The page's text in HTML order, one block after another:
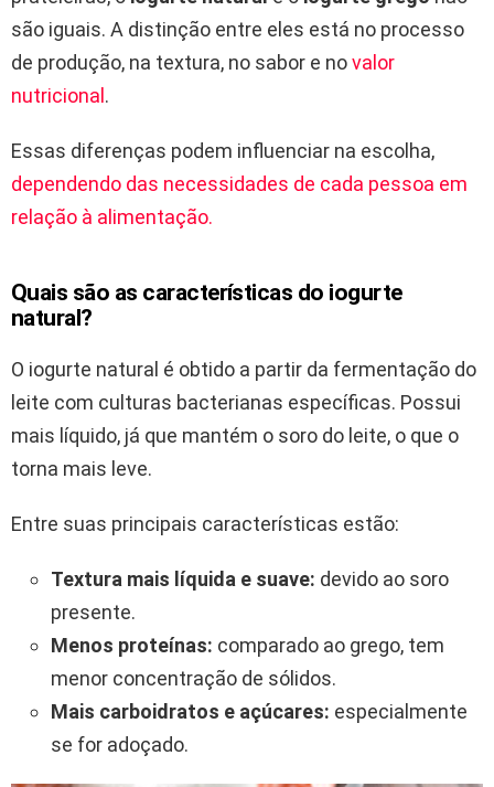
são iguais. A distinção entre eles está no processo
de produção, na textura, no sabor e novalor
nutricional .
Essas diferenças podem influenciar na escolha,
dependendo das necessidades de cada pessoa em
relação à alimentação.
Quais são as características do iogurte
natural?
O iogurte natural é obtido a partir da fermentação do
leite com culturas bacterianas específicas. Possui
mais líquido, já que mantém o soro do leite, o que o
torna mais leve.
Entre suas principais características estão:
Textura mais líquida e suave: devido ao soro
presente.
Menos proteínas: comparado ao grego, tem
menor concentração de sólidos.
Mais carboidratos e açúcares: especialmente
se for adoçado.